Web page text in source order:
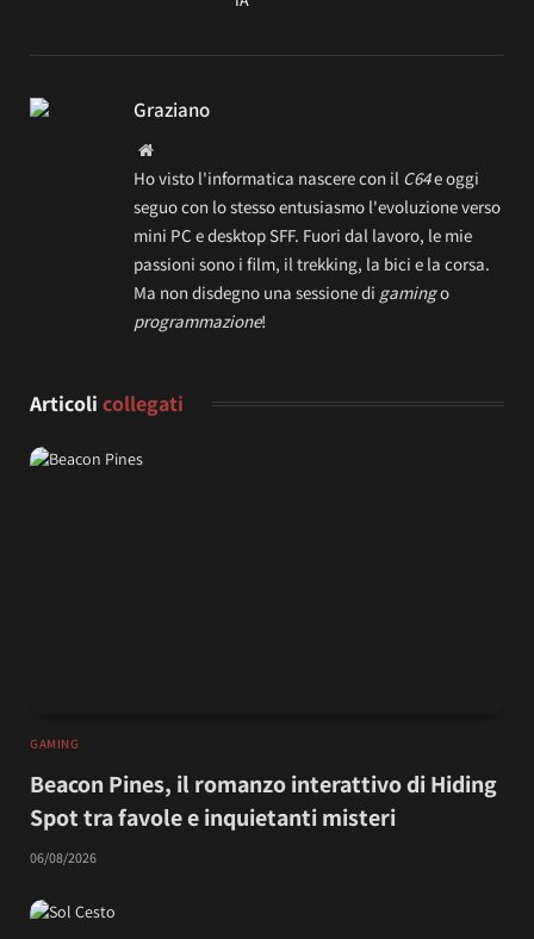
Graziano
Website
Ho visto l'informatica nascere con il C64e oggi
seguo con lo stesso entusiasmo l'evoluzione verso
mini PC e desktop SFF. Fuori dal lavoro, le mie
passioni sono i film, il trekking, la bici e la corsa.
Ma non disdegno una sessione di gamingo
programmazione!
Articoli collegati
GAMING
Beacon Pines, il romanzo interattivo di Hiding
Spot tra favole e inquietanti misteri
06/08/2026